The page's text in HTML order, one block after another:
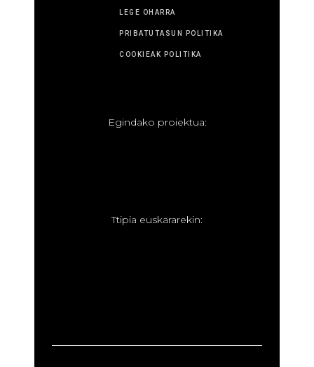
LEGE OHARRA
PRIBATUTASUN POLITIKA
COOKIEAK POLITIKA
Egindako proiektua:
Ttipia euskararekin: